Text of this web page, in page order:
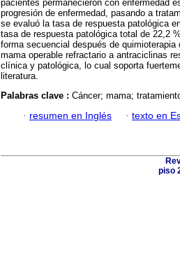
pacientes permanecieron con enfermedad
progresión de enfermedad, pasando a
se evaluó la tasa de respuesta patológica
tasa de respuesta patológica total de 22,2
forma secuencial después de
mama operable refractario a antraciclinas
clínica y patológica, lo cual soporta
literatura.
Palabras clave : Cáncer; mama;
· resumen en Inglés · texto en
piso